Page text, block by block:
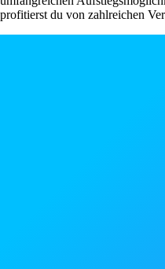
profitierst du von zahlreichen